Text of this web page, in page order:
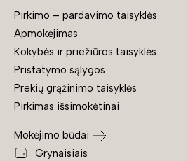
Pirkimo – pardavimo taisyklės
Apmokėjimas
Kokybės ir priežiūros taisyklės
Pristatymo sąlygos
Prekių grąžinimo taisyklės
Pirkimas išsimokėtinai
Mokėjimo būdai
Grynaisiais